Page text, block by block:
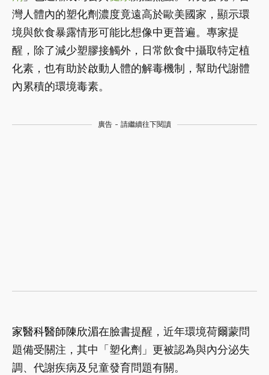
灣人體內的塑化劑濃度竟遠高於歐美國家，顯示環
境與飲食暴露情形可能比想像中更普遍。專家提
醒，除了減少塑膠接觸外，日常飲食中攝取特定植
化素，也有助於啟動人體的解毒機制，幫助代謝體
內累積的環境毒素。
廣告 - 請繼續往下閱讀
家醫科醫師陳欣湄在臉書提醒，近年環境荷爾蒙問
題備受關注，其中「塑化劑」更被認為與內分泌失
調、代謝疾病及兒童發育問題有關。